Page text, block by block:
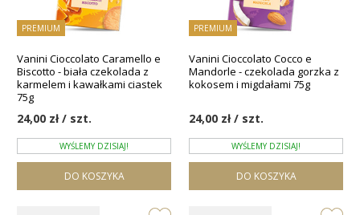
PREMIUM
Vanini Cioccolato Caramello e
Biscotto - biała czekolada z
karmelem i kawałkami ciastek
75g
24,00 zł / szt.
WYŚLEMY DZISIAJ!
DO KOSZYKA
PREMIUM
Vanini Cioccolato Cocco e
Mandorle - czekolada gorzka z
kokosem i migdałami 75g
24,00 zł / szt.
WYŚLEMY DZISIAJ!
DO KOSZYKA